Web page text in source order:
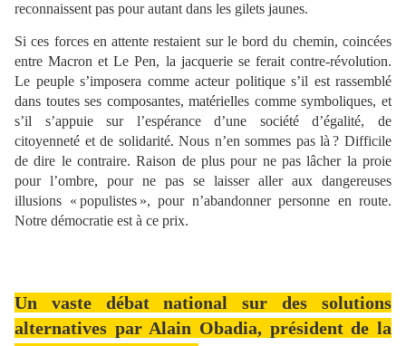
reconnaissent pas pour autant dans les gilets jaunes.
Si ces forces en attente restaient sur le bord du chemin, coincées
entre Macron et Le Pen, la jacquerie se ferait contre-révolution.
Le peuple s’imposera comme acteur politique s’il est rassemblé
dans toutes ses composantes, matérielles comme symboliques, et
s’il s’appuie sur l’espérance d’une société d’égalité, de
citoyenneté et de solidarité. Nous n’en sommes pas là ? Difficile
de dire le contraire. Raison de plus pour ne pas lâcher la proie
pour l’ombre, pour ne pas se laisser aller aux dangereuses
illusions « populistes », pour n’abandonner personne en route.
Notre démocratie est à ce prix.
Un vaste débat national sur des solutions
alternatives par Alain Obadia, président de la